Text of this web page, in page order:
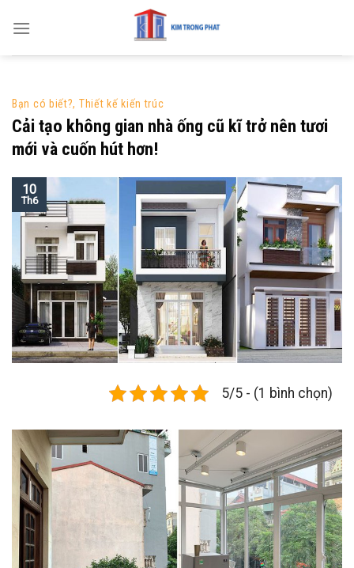
Bạn có biết?, Thiết kế kiến trúc
Cải tạo không gian nhà ống cũ kĩ trở nên tươi
mới và cuốn hút hơn!
10
Th6
5/5 - (1 bình chọn)